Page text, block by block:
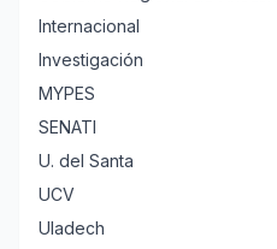
Internacional
Investigación
MYPES
SENATI
U. del Santa
UCV
Uladech